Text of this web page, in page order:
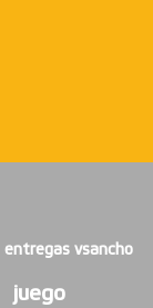
entregas vsancho
juego